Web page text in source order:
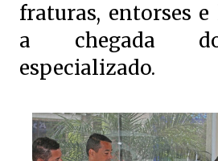
fraturas, entorses e
a chegada
especializado.